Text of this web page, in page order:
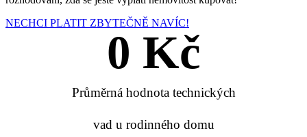
NECHCI PLATIT ZBYTEČNĚ NAVÍC!
0 Kč
Průměrná hodnota technických
vad u rodinného domu